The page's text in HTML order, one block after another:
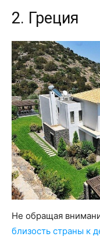
2. Греция
Не обращая
близость страны к